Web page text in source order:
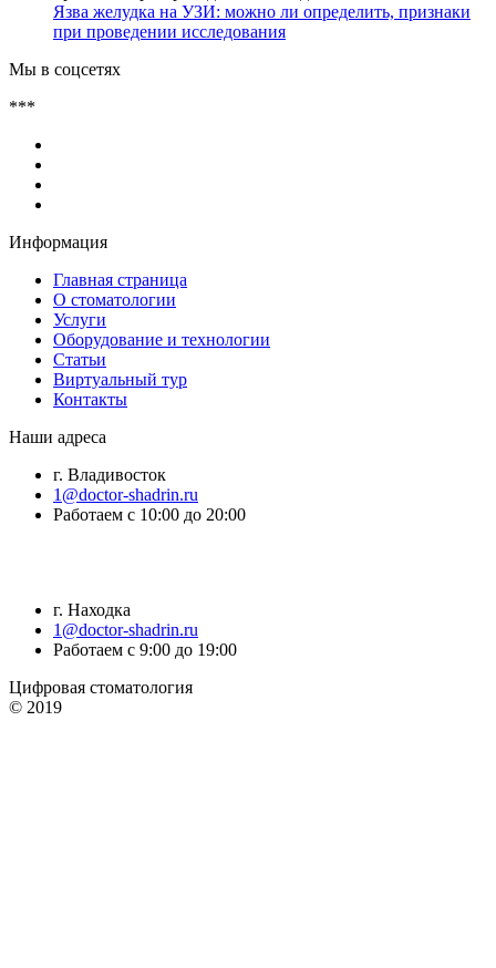
Язва желудка на УЗИ: можно ли определить, признаки
при проведении исследования
Мы в соцсетях
***
Информация
Главная страница
О стоматологии
Услуги
Оборудование и технологии
Статьи
Виртуальный тур
Контакты
Наши адреса
г. Владивосток
1@doctor-shadrin.ru
Работаем с 10:00 до 20:00
г. Находка
1@doctor-shadrin.ru
Работаем с 9:00 до 19:00
Цифровая стоматология
© 2019